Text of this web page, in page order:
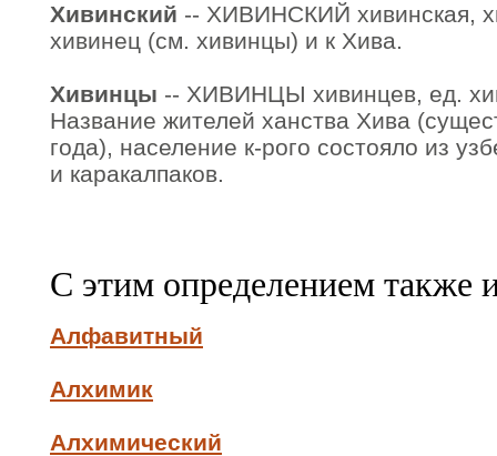
Хивинский -- ХИВИНСКИЙ хивинская,
хивинец (см. хивинцы) и к Хива.
Хивинцы -- ХИВИНЦЫ хивинцев, ед.
Название жителей ханства Хива
года), население к-рого состояло из
и каракалпаков.
С этим определением также
Алфавитный
Алхимик
Алхимический